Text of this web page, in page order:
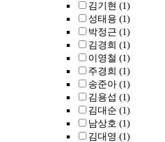
김기현 (1)
성태용 (1)
박정근 (1)
김경희 (1)
이영철 (1)
주경희 (1)
송준아 (1)
김용섭 (1)
김대순 (1)
남상호 (1)
김대영 (1)